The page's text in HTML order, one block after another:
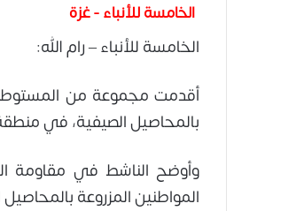
الخامسة للأنباء - غزة
الخامسة للأنباء – رام الله:
أقدمت مجموعة من
بالمحاصيل الصيفية، في
وأوضح الناشط في مقاومة
المواطنين المزروعة